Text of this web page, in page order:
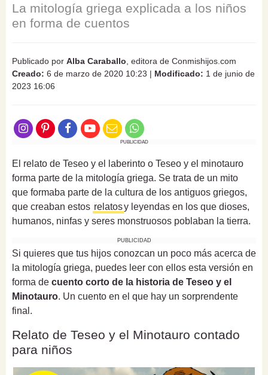
La mitología griega explicada a los niños
en forma de cuentos
Publicado por Alba Caraballo , editora de Conmishijos.com
Creado: 6 de marzo de 2020 10:23 | Modificado: 1 de junio de
2023 16:06
PUBLICIDAD
El relato de Teseo y el laberinto o Teseo y el minotauro
forma parte de la mitología griega. Se trata de un mito
que formaba parte de la cultura de los antiguos griegos,
que creaban estos relatosy leyendas en los que dioses,
humanos, ninfas y seres monstruosos poblaban la tierra.
PUBLICIDAD
Si quieres que tus hijos conozcan un poco más acerca de
la mitología griega, puedes leer con ellos esta versión en
forma de cuento corto de la historia de Teseo y el
Minotauro. Un cuento en el que hay un sorprendente
final.
Relato de Teseo y el Minotauro contado
para niños